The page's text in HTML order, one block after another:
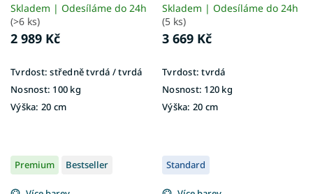
Skladem | Odesíláme do 24h
(>6 ks)
2 989 Kč
Tvrdost: středně tvrdá / tvrdá
Nosnost: 100 kg
Výška: 20 cm
Skladem | Odesíláme do 24h
(5 ks)
3 669 Kč
Tvrdost: tvrdá
Nosnost: 120 kg
Výška: 20 cm
Premium Bestseller Standard